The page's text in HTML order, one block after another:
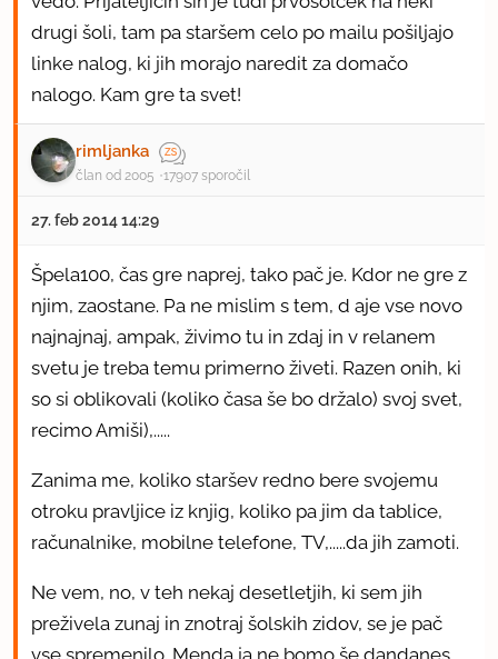
drugi šoli, tam pa staršem celo po mailu pošiljajo
linke nalog, ki jih morajo naredit za domačo
nalogo. Kam gre ta svet!
rimljanka
član od 2005 17907 sporočil
27. feb 2014 14:29
Špela100, čas gre naprej, tako pač je. Kdor ne gre z
njim, zaostane. Pa ne mislim s tem, d aje vse novo
najnajnaj, ampak, živimo tu in zdaj in v relanem
svetu je treba temu primerno živeti. Razen onih, ki
so si oblikovali (koliko časa še bo držalo) svoj svet,
recimo Amiši),.....
Zanima me, koliko staršev redno bere svojemu
otroku pravljice iz knjig, koliko pa jim da tablice,
računalnike, mobilne telefone, TV,.....da jih zamoti.
Ne vem, no, v teh nekaj desetletjih, ki sem jih
preživela zunaj in znotraj šolskih zidov, se je pač